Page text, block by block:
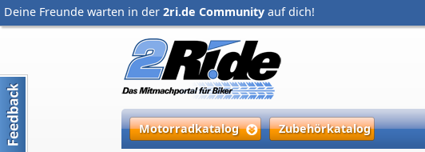
Deine Freunde warten in der 2ri.de Community auf dich!
Motorradkatalog Zubehörkatalog